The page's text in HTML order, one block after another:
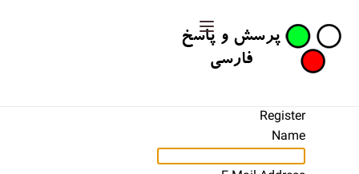
Register
Name